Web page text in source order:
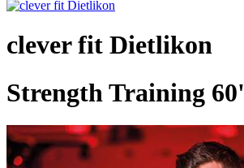
clever fit Dietlikon
Strength Training 60'